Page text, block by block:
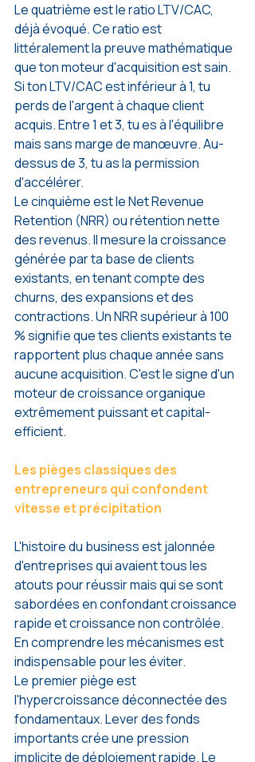
Le quatrième est le ratio LTV/CAC,
déjà évoqué. Ce ratio est
littéralement la preuve mathématique
que ton moteur d'acquisition est sain.
Si ton LTV/CAC est inférieur à 1, tu
perds de l'argent à chaque client
acquis. Entre 1 et 3, tu es à l'équilibre
mais sans marge de manœuvre. Au-
dessus de 3, tu as la permission
d'accélérer.
Le cinquième est le Net Revenue
Retention (NRR) ou rétention nette
des revenus. Il mesure la croissance
générée par ta base de clients
existants, en tenant compte des
churns, des expansions et des
contractions. Un NRR supérieur à 100
% signifie que tes clients existants te
rapportent plus chaque année sans
aucune acquisition. C'est le signe d'un
moteur de croissance organique
extrêmement puissant et capital-
efficient.
Les pièges classiques des
entrepreneurs qui confondent
vitesse et précipitation
L'histoire du business est jalonnée
d'entreprises qui avaient tous les
atouts pour réussir mais qui se sont
sabordées en confondant croissance
rapide et croissance non contrôlée.
En comprendre les mécanismes est
indispensable pour les éviter.
Le premier piège est
l'hypercroissance déconnectée des
fondamentaux. Lever des fonds
importants crée une pression
implicite de déploiement rapide. Le